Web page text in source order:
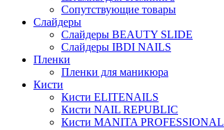
Сопутствующие товары
Слайдеры
Слайдеры BEAUTY SLIDE
Слайдеры IBDI NAILS
Пленки
Пленки для маникюра
Кисти
Кисти ELITENAILS
Кисти NAIL REPUBLIC
Кисти MANITA PROFESSIONAL